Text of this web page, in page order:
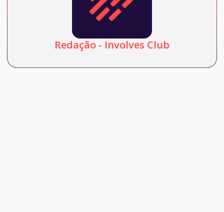
Redação - Involves Club